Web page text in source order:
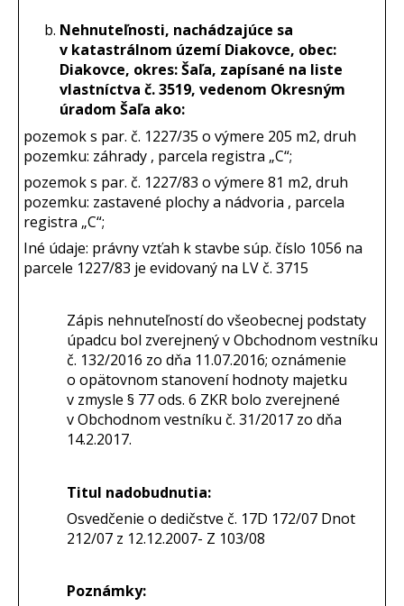
Nehnuteľnosti, nachádzajúce sa
v katastrálnom území Diakovce, obec:
Diakovce, okres: Šaľa, zapísané na liste
vlastníctva č. 3519, vedenom Okresným
úradom Šaľa ako:
pozemok s par. č. 1227/35 o výmere 205 m2, druh
pozemku: záhrady , parcela registra „C“;
pozemok s par. č. 1227/83 o výmere 81 m2, druh
pozemku: zastavené plochy a nádvoria , parcela
registra „C“;
Iné údaje: právny vzťah k stavbe súp. číslo 1056 na
parcele 1227/83 je evidovaný na LV č. 3715
Zápis nehnuteľností do všeobecnej podstaty
úpadcu bol zverejnený v Obchodnom vestníku
č. 132/2016 zo dňa 11.07.2016; oznámenie
o opätovnom stanovení hodnoty majetku
v zmysle § 77 ods. 6 ZKR bolo zverejnené
v Obchodnom vestníku č. 31/2017 zo dňa
14.2.2017.
Titul nadobudnutia:
Osvedčenie o dedičstve č. 17D 172/07 Dnot
212/07 z 12.12.2007- Z 103/08
Poznámky: